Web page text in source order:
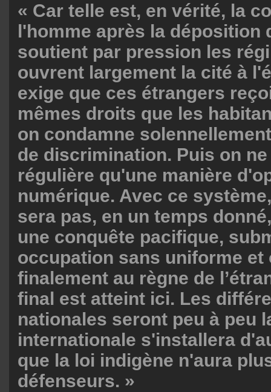
« Car telle est, en vérité, la
l'homme après la déposition
soutient par pression les
ouvrent largement la cité à
exige que ces étrangers
mêmes droits que les
on condamne
de discrimination. Puis on
régulière qu'une manière
numérique. Avec ce
sera pas, en un temps
une conquête pacifique,
occupation sans uniforme et
finalement au règne de
final est atteint ici. Les
nationales seront peu à peu
internationale s'installera
que la loi indigène n'aura
défenseurs. »